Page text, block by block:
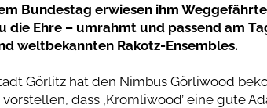
Bundestag erwiesen ihm
die Ehre – umrahmt und passend am
weltbekannten Rakotz-Ensembles.
Görlitz hat den Nimbus Görliwood
dass ‚Kromliwood’ eine gute